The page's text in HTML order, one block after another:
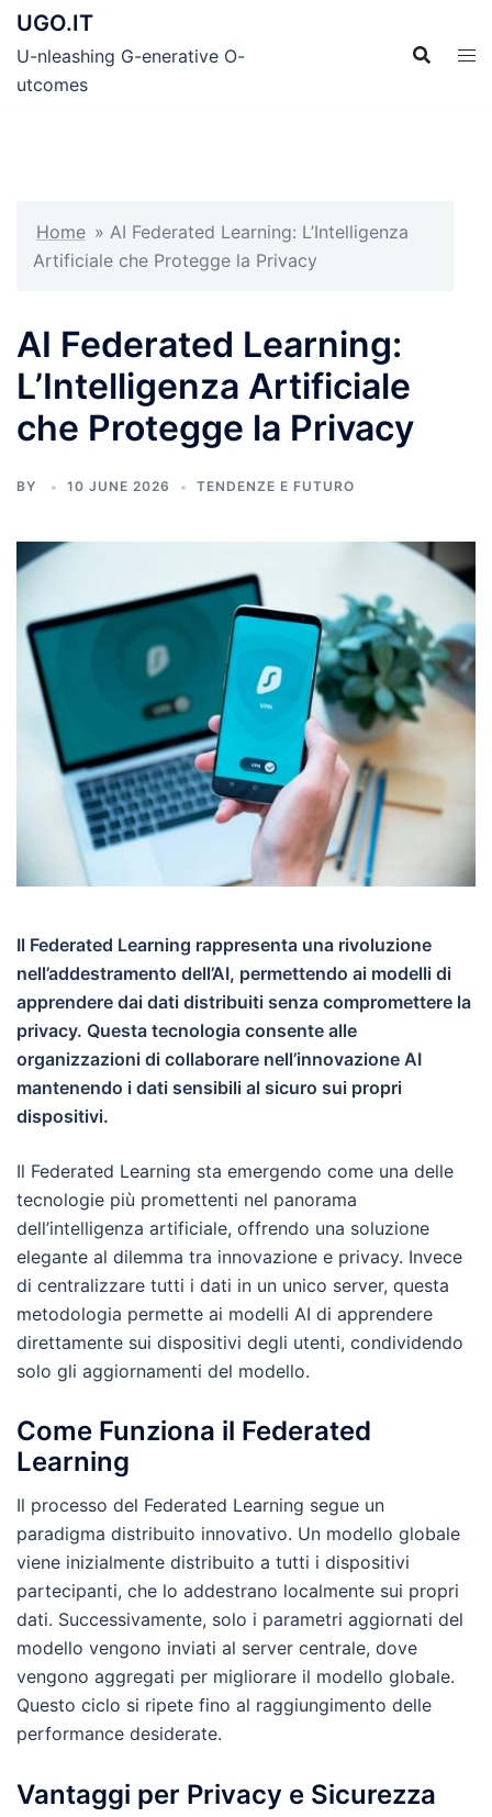
Skip
content
UGO.IT
U-nleashing G-enerative O-
utcomes
Home » AI Federated Learning: L’Intelligenza
Artificiale che Protegge la Privacy
AI Federated Learning:
L’Intelligenza Artificiale
che Protegge la Privacy
BY 10 JUNE 2026 TENDENZE E FUTURO
Il Federated Learning rappresenta una rivoluzione
nell’addestramento dell’AI, permettendo ai modelli di
apprendere dai dati distribuiti senza compromettere la
privacy. Questa tecnologia consente alle
organizzazioni di collaborare nell’innovazione AI
mantenendo i dati sensibili al sicuro sui propri
dispositivi.
Il Federated Learning sta emergendo come una delle
tecnologie più promettenti nel panorama
dell’intelligenza artificiale, offrendo una soluzione
elegante al dilemma tra innovazione e privacy. Invece
di centralizzare tutti i dati in un unico server, questa
metodologia permette ai modelli AI di apprendere
direttamente sui dispositivi degli utenti, condividendo
solo gli aggiornamenti del modello.
Come Funziona il Federated
Learning
Il processo del Federated Learning segue un
paradigma distribuito innovativo. Un modello globale
viene inizialmente distribuito a tutti i dispositivi
partecipanti, che lo addestrano localmente sui propri
dati. Successivamente, solo i parametri aggiornati del
modello vengono inviati al server centrale, dove
vengono aggregati per migliorare il modello globale.
Questo ciclo si ripete fino al raggiungimento delle
performance desiderate.
Vantaggi per Privacy e Sicurezza